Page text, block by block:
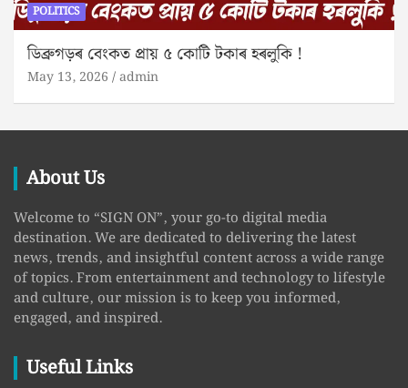
POLITICS
ডিব্ৰুগড়ৰ বেংকত প্ৰায় ৫ কোটি টকাৰ হৰলুকি !
May 13, 2026 admin
About Us
Welcome to “SIGN ON”, your go-to digital media
destination. We are dedicated to delivering the latest
news, trends, and insightful content across a wide range
of topics. From entertainment and technology to lifestyle
and culture, our mission is to keep you informed,
engaged, and inspired.
Useful Links